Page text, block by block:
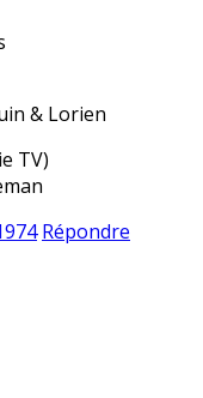
& Lorien
TV)
Répondre